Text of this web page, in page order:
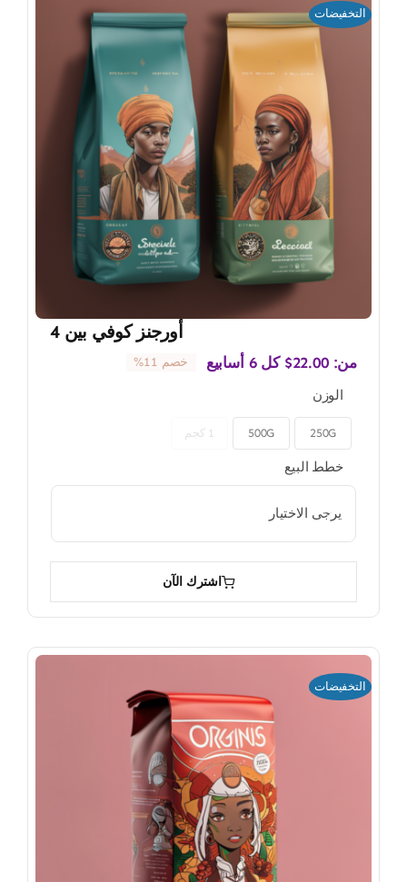
التخفيضات
أورجنز كوفي بين 4
من: $22.00 كل 6 أسابيع خصم 11%
الوزن
250G
500G 1 كجم
خطط البيع

اشترك الآن
التخفيضات